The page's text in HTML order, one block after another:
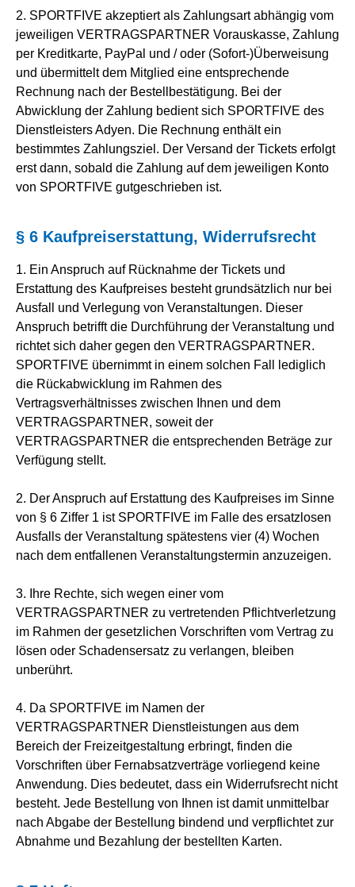
2. SPORTFIVE akzeptiert als Zahlungsart abhängig vom
jeweiligen VERTRAGSPARTNER Vorauskasse, Zahlung
per Kreditkarte, PayPal und / oder (Sofort-)Überweisung
und übermittelt dem Mitglied eine entsprechende
Rechnung nach der Bestellbestätigung. Bei der
Abwicklung der Zahlung bedient sich SPORTFIVE des
Dienstleisters Adyen. Die Rechnung enthält ein
bestimmtes Zahlungsziel. Der Versand der Tickets erfolgt
erst dann, sobald die Zahlung auf dem jeweiligen Konto
von SPORTFIVE gutgeschrieben ist.
§ 6 Kaufpreiserstattung, Widerrufsrecht
1. Ein Anspruch auf Rücknahme der Tickets und
Erstattung des Kaufpreises besteht grundsätzlich nur bei
Ausfall und Verlegung von Veranstaltungen. Dieser
Anspruch betrifft die Durchführung der Veranstaltung und
richtet sich daher gegen den VERTRAGSPARTNER.
SPORTFIVE übernimmt in einem solchen Fall lediglich
die Rückabwicklung im Rahmen des
Vertragsverhältnisses zwischen Ihnen und dem
VERTRAGSPARTNER, soweit der
VERTRAGSPARTNER die entsprechenden Beträge zur
Verfügung stellt.
2. Der Anspruch auf Erstattung des Kaufpreises im Sinne
von § 6 Ziffer 1 ist SPORTFIVE im Falle des ersatzlosen
Ausfalls der Veranstaltung spätestens vier (4) Wochen
nach dem entfallenen Veranstaltungstermin anzuzeigen.
3. Ihre Rechte, sich wegen einer vom
VERTRAGSPARTNER zu vertretenden Pflichtverletzung
im Rahmen der gesetzlichen Vorschriften vom Vertrag zu
lösen oder Schadensersatz zu verlangen, bleiben
unberührt.
4. Da SPORTFIVE im Namen der
VERTRAGSPARTNER Dienstleistungen aus dem
Bereich der Freizeitgestaltung erbringt, finden die
Vorschriften über Fernabsatzverträge vorliegend keine
Anwendung. Dies bedeutet, dass ein Widerrufsrecht nicht
besteht. Jede Bestellung von Ihnen ist damit unmittelbar
nach Abgabe der Bestellung bindend und verpflichtet zur
Abnahme und Bezahlung der bestellten Karten.